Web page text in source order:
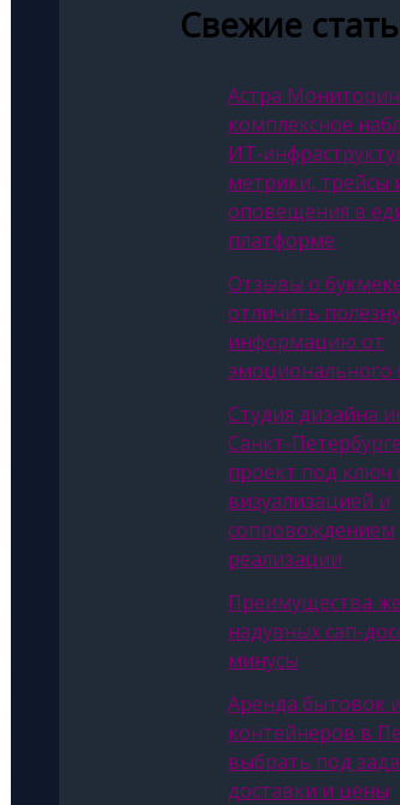
Свежие
Астра
комплексное
метрики, трейсы
оповещения в
платформе
Отзывы о
отличить
информацию от
эмоционального
Студия дизайна
Санкт-
проект под ключ
визуализацией и
сопровождением
реализации
Преимущества
надувных сап-
минусы
Аренда бытовок и
контейнеров в
выбрать под
доставки и цены